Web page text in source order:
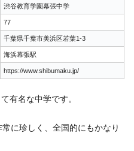
渋谷教育学園幕張中学
77
千葉県千葉市美浜区若葉1-3
海浜幕張駅
https://www.shibumaku.jp/
有名な中学です。
に珍しく、全国的にもかなり